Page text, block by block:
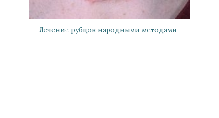
Лечение рубцов народными методами